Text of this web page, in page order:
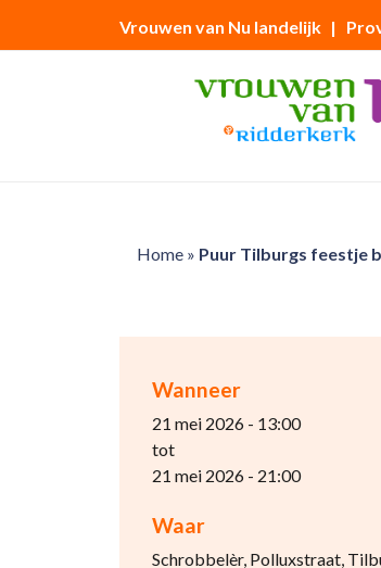
Vrouwen van Nu landelijk |
Home» Puur Tilburgs feestje
Wanneer
21 mei 2026 - 13:00
tot
21 mei 2026 - 21:00
Waar
Schrobbelèr, Polluxstraat,